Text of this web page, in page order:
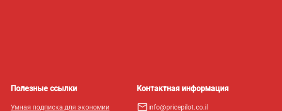
Полезные ссылки
Умная подписка для экономии
Контактная информация
mail_outlineinfo@pricepilot.co.il